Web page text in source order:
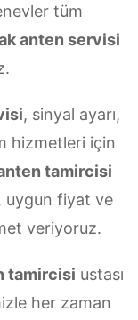
tüm
anten servisi
, sinyal ayarı,
hizmetleri için
tamircisi
uygun fiyat ve
veriyoruz.
tamircisi ustası
her zaman